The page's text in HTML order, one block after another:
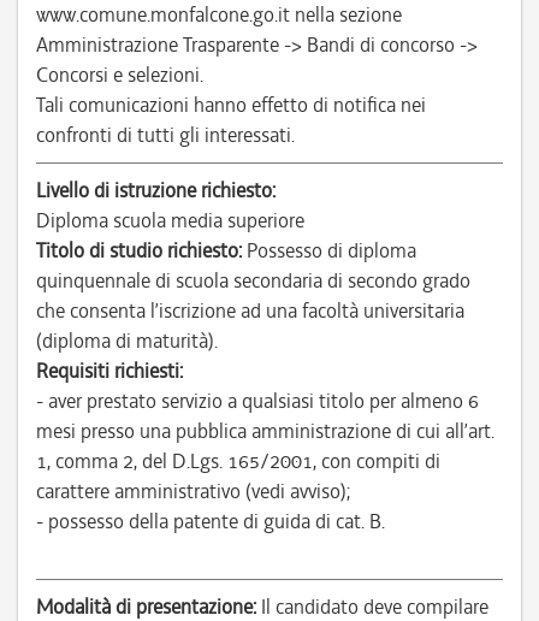
www.comune.monfalcone.go.it nella sezione
Amministrazione Trasparente -> Bandi di concorso ->
Concorsi e selezioni.
Tali comunicazioni hanno effetto di notifica nei
confronti di tutti gli interessati.
Livello di istruzione richiesto:
Diploma scuola media superiore
Titolo di studio richiesto: Possesso di diploma
quinquennale di scuola secondaria di secondo grado
che consenta l’iscrizione ad una facoltà universitaria
(diploma di maturità).
Requisiti richiesti:
- aver prestato servizio a qualsiasi titolo per almeno 6
mesi presso una pubblica amministrazione di cui all’art.
1, comma 2, del D.Lgs. 165/2001, con compiti di
carattere amministrativo (vedi avviso);
- possesso della patente di guida di cat. B.
Modalità di presentazione: Il candidato deve compilare